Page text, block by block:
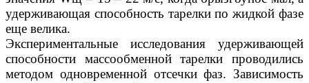
удерживающая способность тарелки по жидкой фазе
еще велика.
Экспериментальные исследования удерживающей
способности массообменной тарелки проводились
методом одновременной отсечки фаз. Зависимость